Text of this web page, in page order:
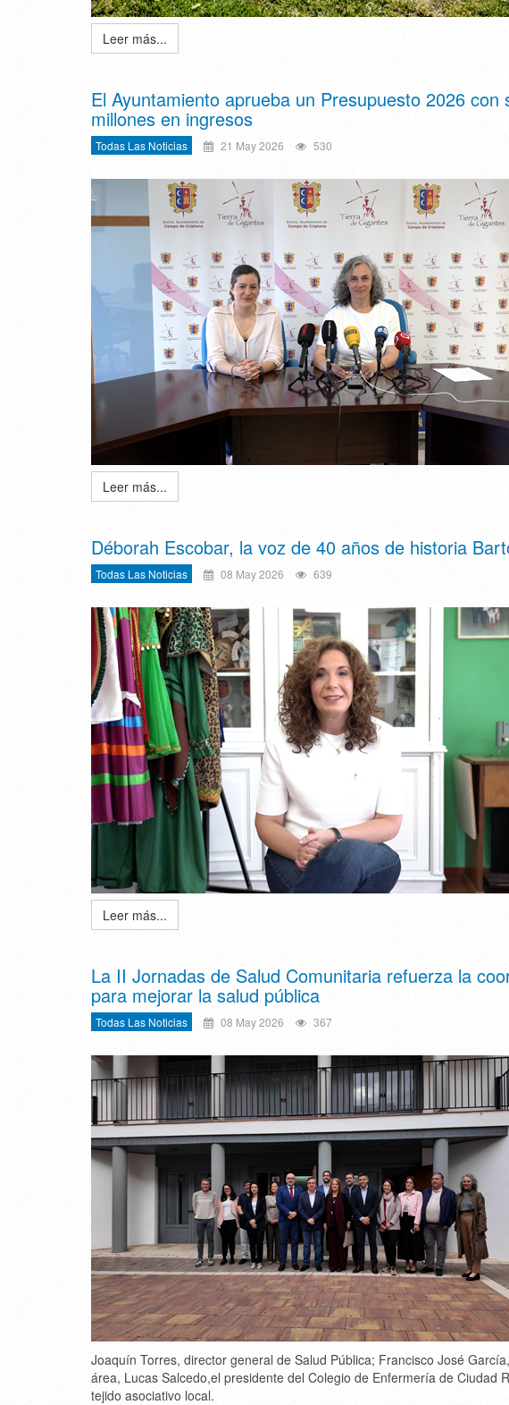
Leer más...
El Ayuntamiento aprueba un Presupuesto 2026
millones en ingresos
Todas Las Noticias 21 May 2026 530
Leer más...
Déborah Escobar, la voz de 40 años de historia
Todas Las Noticias 08 May 2026 639
Leer más...
La II Jornadas de Salud Comunitaria refuerza la
para mejorar la salud pública
Todas Las Noticias 08 May 2026 367
Joaquín Torres, director general de Salud Pública; Francisco José García
área, Lucas Salcedo,el presidente del Colegio de Enfermería de Ciudad
tejido asociativo local.